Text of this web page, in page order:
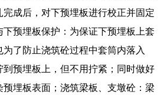
成后，对下预埋板进行校正并固定
预埋板保护：为保证下预埋板上套
了防止浇筑砼过程中套筒内落入
预埋板上，但不用拧紧；同时做好
预埋板表面；浇筑梁板、支墩砼：梁